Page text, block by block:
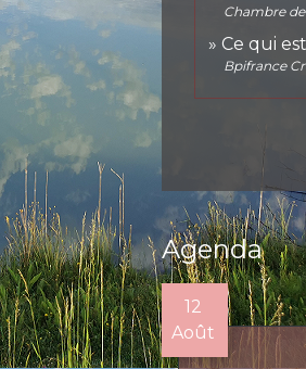
Chambre
Ce qui
Bpifrance
Agenda
12
Août